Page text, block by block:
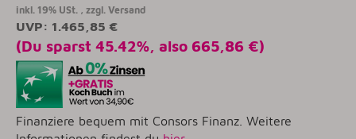
inkl. 19% USt. , zzgl. Versand
UVP: 1.465,85 €
(Du sparst 45.42%, also 665,86 €)
Finanziere bequem mit Consors Finanz. Weitere